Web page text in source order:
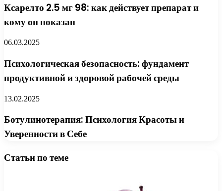
Ксарелто 2.5 мг 98: как действует препарат и
кому он показан
06.03.2025
Психологическая безопасность: фундамент
продуктивной и здоровой рабочей среды
13.02.2025
Ботулинотерапия: Психология Красоты и
Уверенности в Себе
Статьи по теме